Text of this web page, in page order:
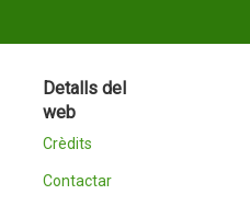
Detalls del
web
Crèdits
Contactar